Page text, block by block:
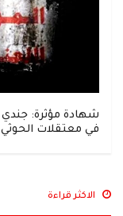
في معتقلات الحوثي
الاكثر قراءة